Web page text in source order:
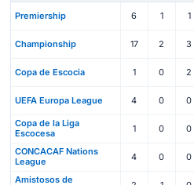
Premiership 6 1 1
Championship 17 2 3
Copa de Escocia 1 0 2
UEFA Europa League 4 0 0
Copa de la Liga
Escocesa
1 0 0
CONCACAF Nations
League
4 0 0
Amistosos de